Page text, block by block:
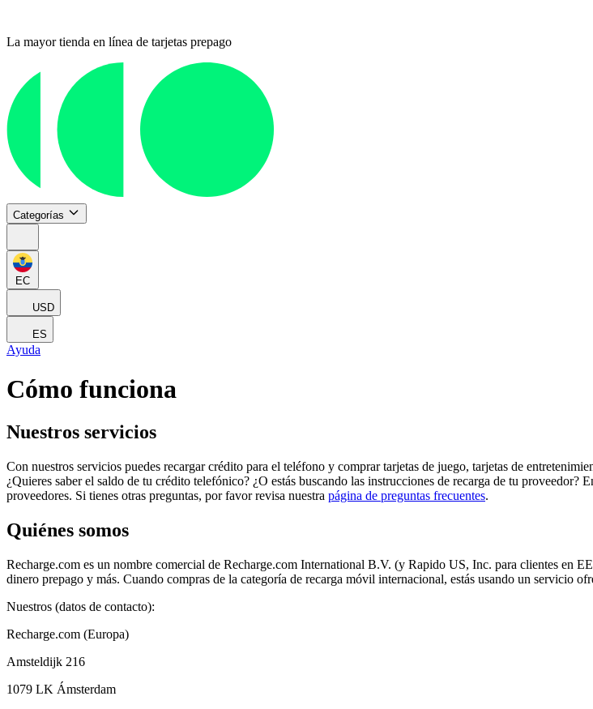
La mayor tienda en línea de tarjetas prepago
Categorías
EC
USD
ES
Ayuda
Cómo funciona
Nuestros servicios
Con nuestros servicios puedes recargar crédito para el teléfono y comprar tarjetas de juego, tarjetas de
¿Quieres saber el saldo de tu crédito telefónico? ¿O estás buscando las instrucciones de recarga de tu
proveedores. Si tienes otras preguntas, por favor revisa nuestra página de preguntas frecuentes.
Quiénes somos
Recharge.com es un nombre comercial de Recharge.com International B.V. (y Rapido US, Inc. para clientes en
dinero prepago y más. Cuando compras de la categoría de recarga móvil internacional, estás usando un servicio
Nuestros (datos de contacto):
Recharge.com (Europa)
Amsteldijk 216
1079 LK Ámsterdam